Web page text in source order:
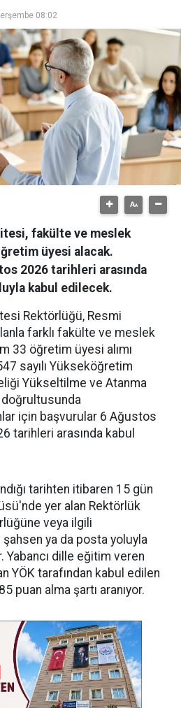
08:02
fakülte ve meslek
üyesi alacak.
2026 tarihleri arasında
kabul edilecek.
Rektörlüğü, Resmi
ilanla farklı fakülte ve meslek
33 öğretim üyesi alımı
sayılı Yükseköğretim
Yükseltilme ve Atanma
için başvurular 6 Ağustos
tarihleri arasında kabul
tarihten itibaren 15 gün
yer alan Rektörlük
veya ilgili
ya da posta yoluyla
Yabancı dille eğitim veren
YÖK tarafından kabul edilen
puan alma şartı aranıyor.